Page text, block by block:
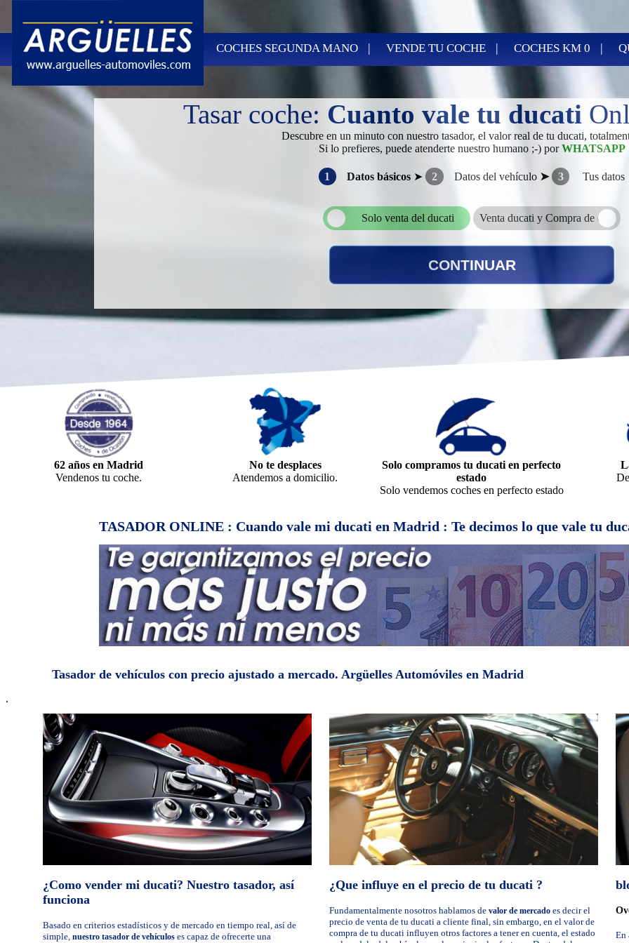
COCHES SEGUNDA MANO | VENDE TU COCHE | COCHES KM 0 |
Tasar coche: Cuanto vale tu ducati
Descubre en un minuto con nuestro tasador, el valor real de tu ducati,
Si lo prefieres, puede atenderte nuestro humano ;-) porWHATSAPP
1 Datos básicos ➤ 2 Datos del vehículo ➤ 3 Tus datos
Solo venta del ducati Venta ducati y Compra de otro
62 años en Madrid
Vendenos tu coche.
No te desplaces
Atendemos a domicilio.
Solo compramos tu ducati en perfecto
estado
Solo vendemos coches en perfecto estado
TASADOR ONLINE : Cuando vale mi ducati en Madrid : Te decimos lo que vale tu
Tasador de vehículos con precio ajustado a mercado. Argüelles Automóviles en Madrid
.
¿Como vender mi ducati? Nuestro tasador, así
funciona
Basado en criterios estadísticos y de mercado en tiempo real, así de
simple,nuestro tasador de vehículoses capaz de ofrecerte una
¿Que influye en el precio de tu ducati ?
Fundamentalmente nosotros hablamos devalor de mercado es decir el
precio de venta de tu ducati a cliente final, sin embargo, en el valor de
compra de tu ducati influyen otros factores a tener en cuenta, el estado
En